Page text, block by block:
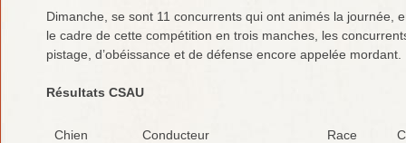
Dimanche, se sont 11 concurrents qui ont animés la journée,
le cadre de cette compétition en trois manches, les
pistage, d’obéissance et de défense encore appelée mordant.
Résultats CSAU
Chien Conducteur Race